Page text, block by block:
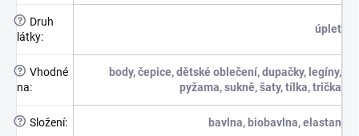
?
Druh
látky:
úplet
? Vhodné
na:
body, čepice, dětské oblečení, dupačky, legíny,
pyžama, sukně, šaty, tílka, trička
? Složení: bavlna, biobavlna, elastan